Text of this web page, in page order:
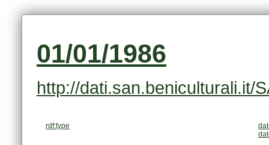
01/01/1986
http://dati.san.beniculturali.it/
rdf:type